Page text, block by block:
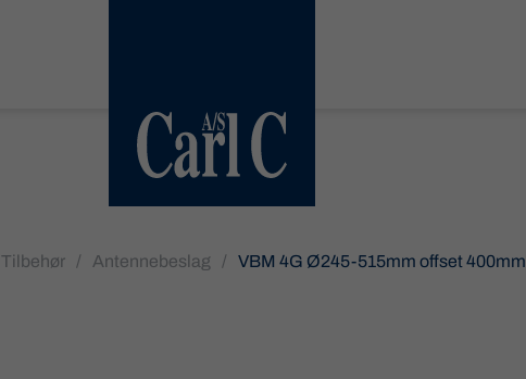
Tilbehør / Antennebeslag / VBM 4G Ø245-515mm offset 400mm